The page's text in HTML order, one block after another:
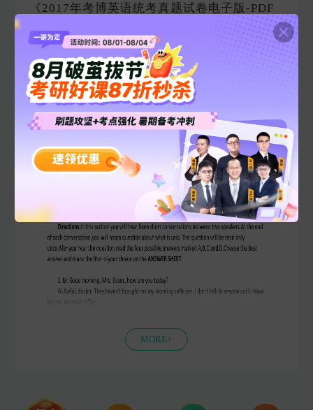
《2017年考博英语统考真题试卷电子版-PDF
可打印》，希望这份资料能帮助到你。新东方
考博网还有历年考博英语统考真题试卷电子
版，以及答案。
2017年考博英语统考真题试卷电子版-
PDF可打印展示
MORE+